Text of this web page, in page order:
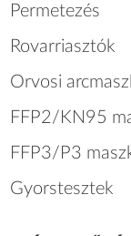
Permetezés
Rovarriasztók
Orvosi
FFP2/KN95
FFP3/P3
Gyorstesztek